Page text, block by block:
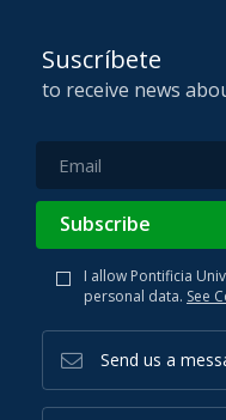
Suscríbete
to receive news
Subscribe
I allow Pontificia
personal data. See
Send us a